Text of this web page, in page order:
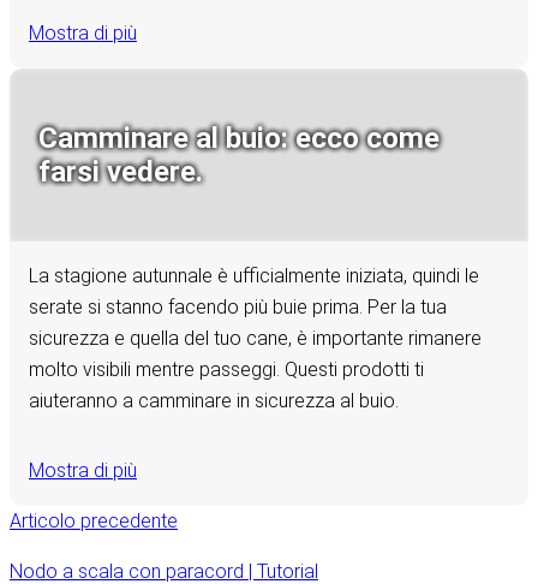
Mostra di più
Camminare al buio: ecco come
farsi vedere.
La stagione autunnale è ufficialmente iniziata, quindi le
serate si stanno facendo più buie prima. Per la tua
sicurezza e quella del tuo cane, è importante rimanere
molto visibili mentre passeggi. Questi prodotti ti
aiuteranno a camminare in sicurezza al buio.
Mostra di più
Articolo precedente
Nodo a scala con paracord | Tutorial